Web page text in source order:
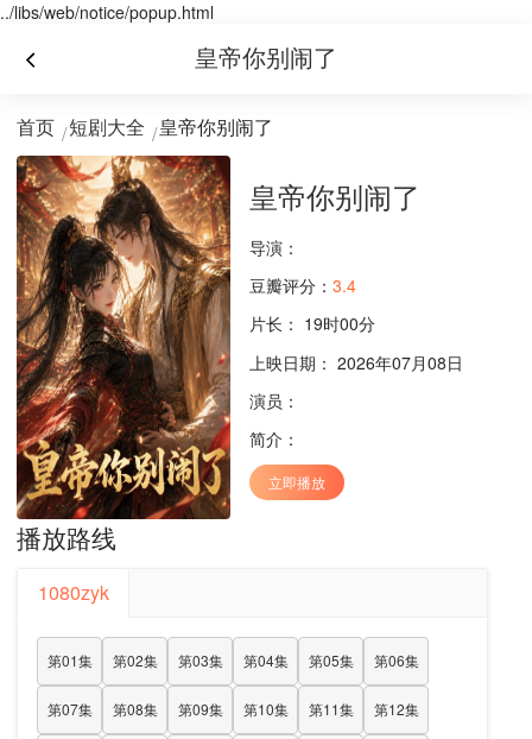
../libs/web/notice/popup.html
皇帝你别闹了
首页 短剧大全 皇帝你别闹了
皇帝你别闹了
导演：
豆瓣评分： 3.4
片长： 19时00分
上映日期： 2026年07月08日
演员：
简介：
立即播放
播放路线
1080zyk
第01集 第02集 第03集 第04集 第05集 第06集
第07集 第08集 第09集 第10集 第11集 第12集